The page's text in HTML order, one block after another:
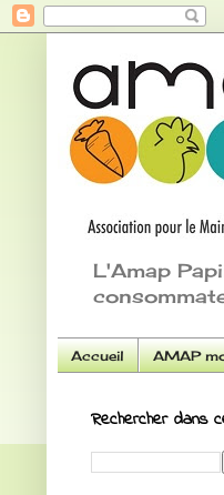
L'Amap
Accueil AMAP
Rechercher dans